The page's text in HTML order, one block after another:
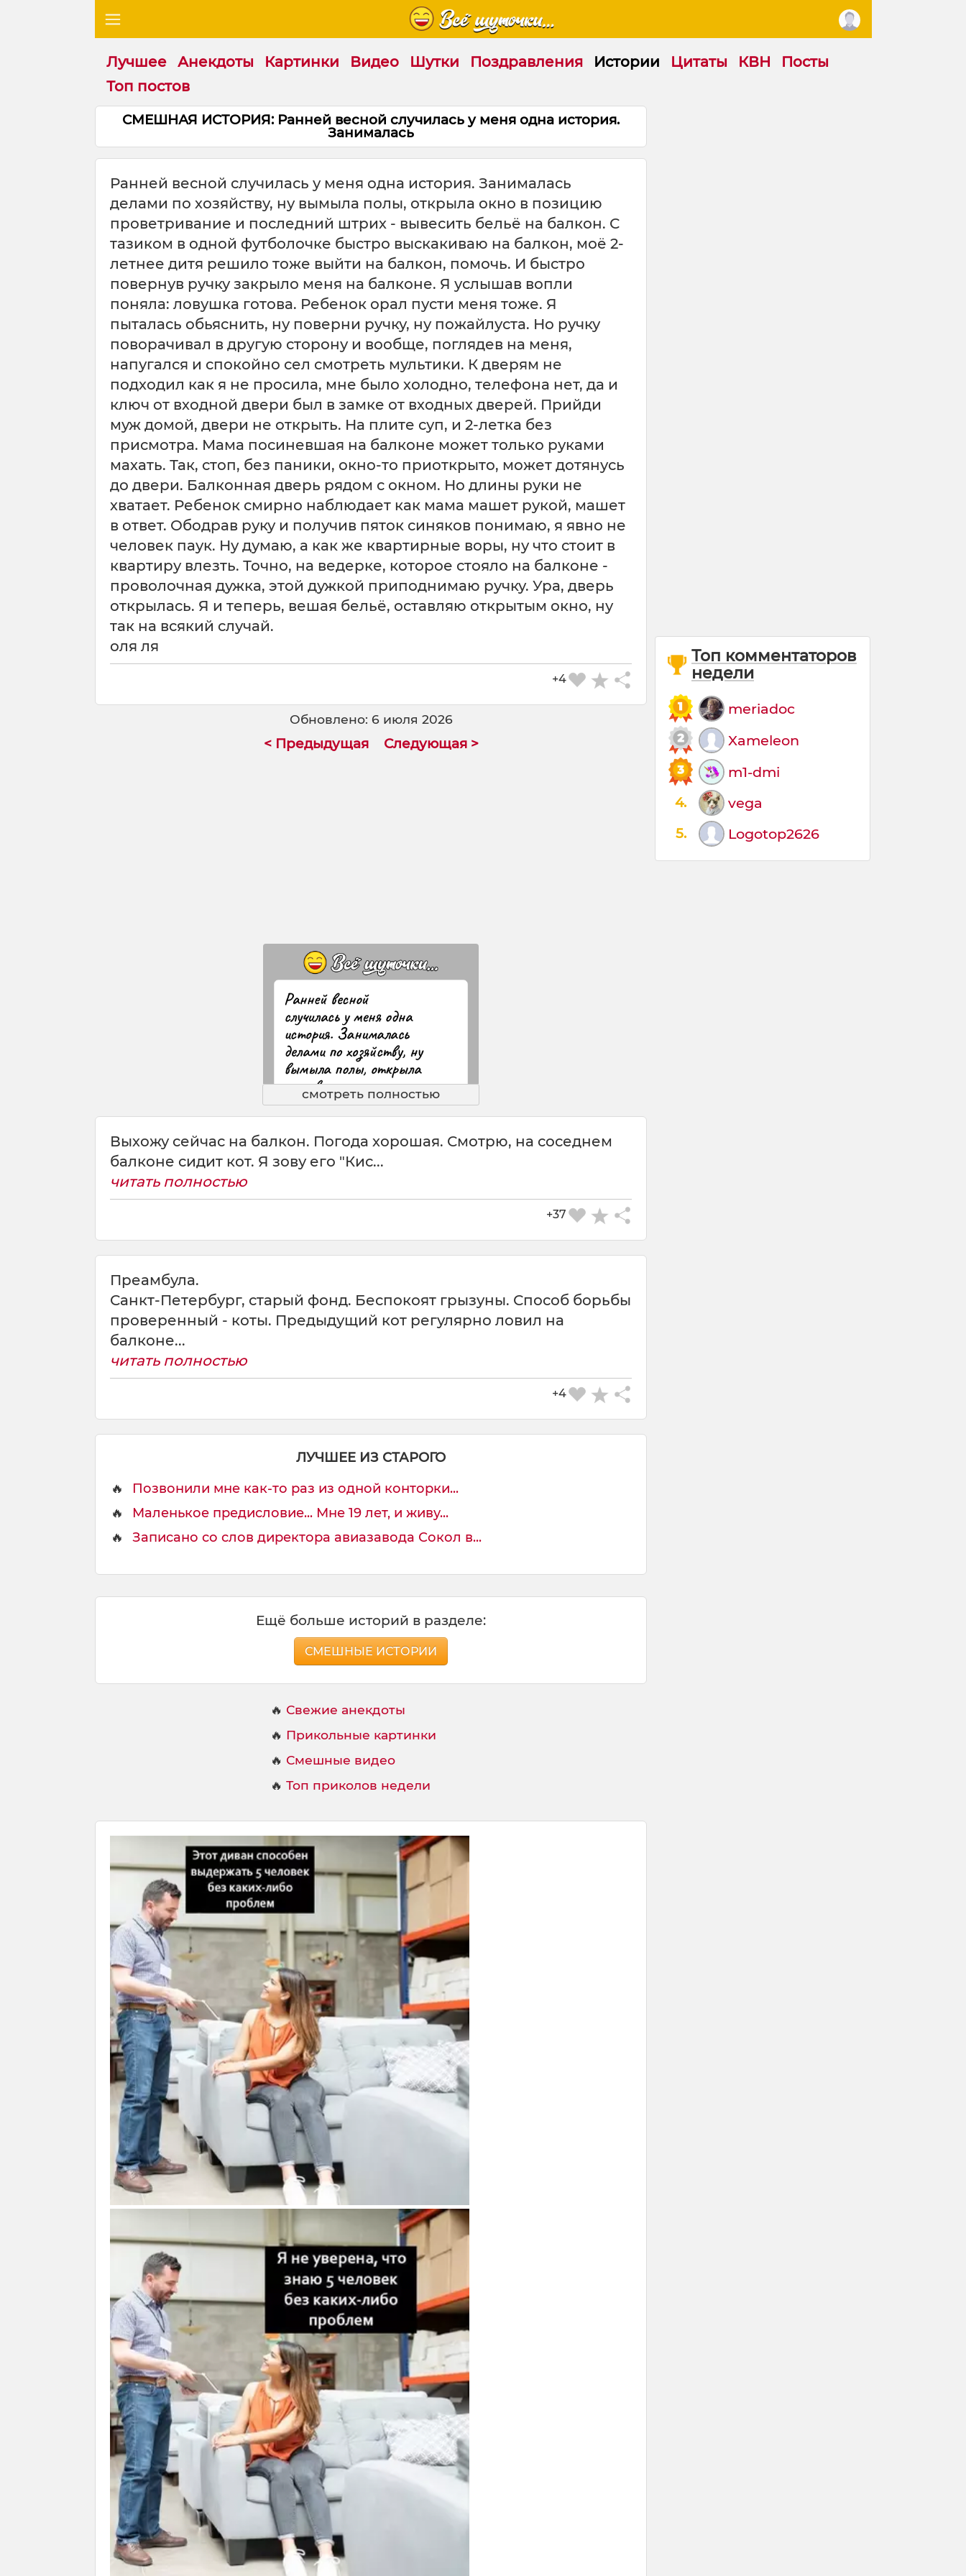
Лучшее Анекдоты Картинки Видео Шутки Поздравления Истории Цитаты КВН
Посты
Топ постов
СМЕШНАЯ ИСТОРИЯ: Ранней весной случилась у меня одна история.
Занималась
Ранней весной случилась у меня одна история. Занималась
делами по хозяйству, ну вымыла полы, открыла окно в позицию
проветривание и последний штрих - вывесить бельё на балкон. С
тазиком в одной футболочке быстро выскакиваю на балкон, моё 2-
летнее дитя решило тоже выйти на балкон, помочь. И быстро
повернув ручку закрыло меня на балконе. Я услышав вопли
поняла: ловушка готова. Ребенок орал пусти меня тоже. Я
пыталась обьяснить, ну поверни ручку, ну пожайлуста. Но ручку
поворачивал в другую сторону и вообще, поглядев на меня,
напугался и спокойно сел смотреть мультики. К дверям не
подходил как я не просила, мне было холодно, телефона нет, да и
ключ от входной двери был в замке от входных дверей. Прийди
муж домой, двери не открыть. На плите суп, и 2-летка без
присмотра. Мама посиневшая на балконе может только руками
махать. Так, стоп, без паники, окно-то приоткрыто, может дотянусь
до двери. Балконная дверь рядом с окном. Но длины руки не
хватает. Ребенок смирно наблюдает как мама машет рукой, машет
в ответ. Ободрав руку и получив пяток синяков понимаю, я явно не
человек паук. Ну думаю, а как же квартирные воры, ну что стоит в
квартиру влезть. Точно, на ведерке, которое стояло на балконе -
проволочная дужка, этой дужкой приподнимаю ручку. Ура, дверь
открылась. Я и теперь, вешая бельё, оставляю открытым окно, ну
так на всякий случай.
оля ля
+4
Обновлено: 6 июля 2026
< Предыдущая Следующая >
смотреть полностью
Выхожу сейчас на балкон. Погода хорошая. Смотрю, на соседнем
балконе сидит кот. Я зову его "Кис...
читать полностью
+37
Преамбула.
Санкт-Петербург, старый фонд. Беспокоят грызуны. Способ борьбы
проверенный - коты. Предыдущий кот регулярно ловил на
балконе...
читать полностью
+4
ЛУЧШЕЕ ИЗ СТАРОГО
🔥
Позвонили мне как-то раз из одной конторки...
🔥
Маленькое предисловие... Мне 19 лет, и живу...
🔥
Записано со слов директора авиазавода Сокол в...
Ещё больше историй в разделе:
СМЕШНЫЕ ИСТОРИИ
🔥 Свежие анекдоты
🔥 Прикольные картинки
🔥 Смешные видео
🔥 Топ приколов недели
Топ комментаторов
недели
meriadoc
Xameleon
m1-dmi
4. vega
5. Logotop2626